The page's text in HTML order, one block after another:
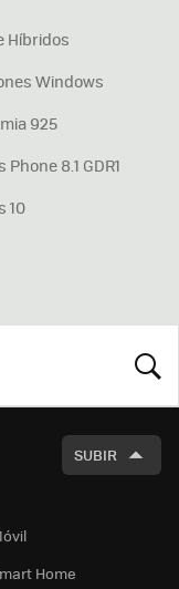
Híbridos
Windows
925
8.1 GDR1
10
SUBIR
Home